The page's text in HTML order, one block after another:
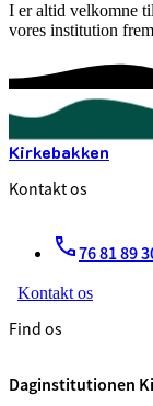
I er altid velkomne
vores institution
Kirkebakken
Kontakt os
76 81 89
Kontakt os
Find os
Daginstitutionen